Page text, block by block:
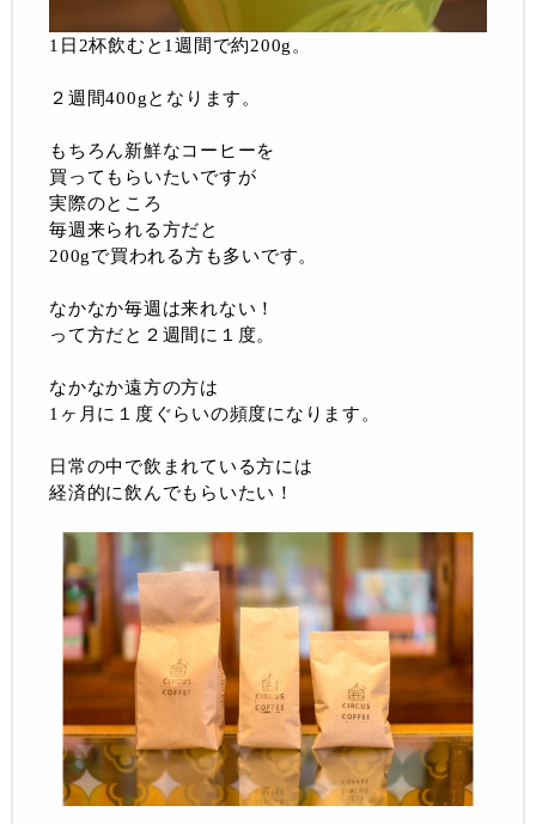
1日2杯飲むと1週間で約200g。
２週間400gとなります。
もちろん新鮮なコーヒーを
買ってもらいたいですが
実際のところ
毎週来られる方だと
200gで買われる方も多いです。
なかなか毎週は来れない！
って方だと２週間に１度。
なかなか遠方の方は
1ヶ月に１度ぐらいの頻度になります。
日常の中で飲まれている方には
経済的に飲んでもらいたい！